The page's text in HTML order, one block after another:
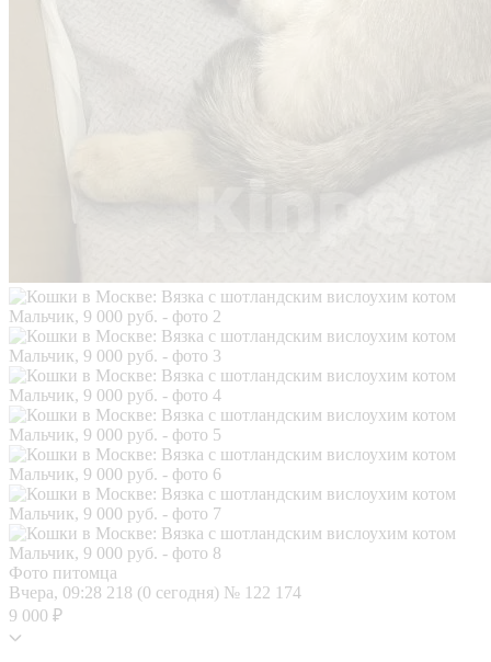
Фото питомца
Вчера, 09:28 218 (0 сегодня) № 122 174
9 000 ₽